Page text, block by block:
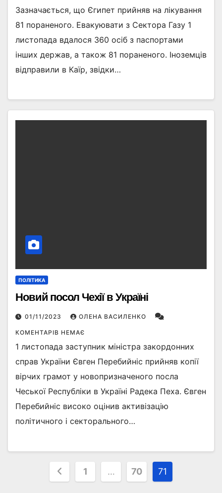
Зазначається, що Єгипет прийняв на лікування
81 пораненого. Евакуювати з Сектора Газу 1
листопада вдалося 360 осіб з паспортами
інших держав, а також 81 пораненого. Іноземців
відправили в Каїр, звідки…
ПОЛІТИКА
Новий посол Чехії в Україні
01/11/2023 ОЛЕНА ВАСИЛЕНКО
КОМЕНТАРІВ НЕМАЄ
1 листопада заступник міністра закордонних
справ України Євген Перебийніс прийняв копії
вірчих грамот у новопризначеного посла
Чеської Республіки в Україні Радека Пеха. Євген
Перебийніс високо оцінив активізацію
політичного і секторального…
Пагінація
1 … 70 71